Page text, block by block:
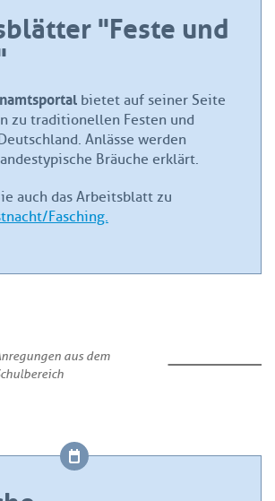
"Feste und
bietet auf seiner Seite
zu traditionellen Festen und
Anlässe werden
Bräuche erklärt.
auch das Arbeitsblatt zu
Fasching.
aus dem